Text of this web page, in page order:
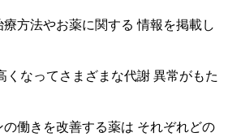
方法やお薬に関する 情報を掲載し
なってさまざまな代謝 異常がもた
働きを改善する薬は それぞれどの